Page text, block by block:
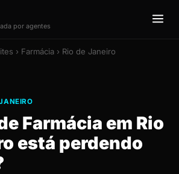
por agentes
› Farmácia › Rio de Janeiro
Farmácia em Rio
está perdendo